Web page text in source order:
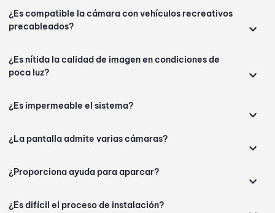
¿Es compatible la cámara con vehículos recreativos
precableados?
¿Es nítida la calidad de imagen en condiciones de
poca luz?
¿Es impermeable el sistema?
¿La pantalla admite varias cámaras?
¿Proporciona ayuda para aparcar?
¿Es difícil el proceso de instalación?